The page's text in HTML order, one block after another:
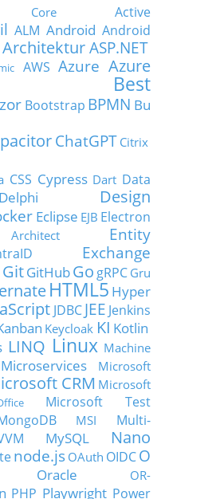
Core
Active
ALM Android Android
Architektur ASP.NET
AWS Azure Azure
Best
Bootstrap BPMN Bu
ChatGPT Citrix
CSS Cypress Dart Data
Delphi
Design
Eclipse EJB Electron
Entity
Exchange
GitGitHubGo gRPC Gru
HTML5 Hyper
JDBC JEE Jenkins
Keycloak KI Kotlin
LINQ Linux Machine
Microservices
Microsoft
CRM Microsoft
Microsoft Test
MSI
Multi-
MySQL
Nano
node.js OAuth OIDCO
Oracle
OR-
PHP Playwright Power